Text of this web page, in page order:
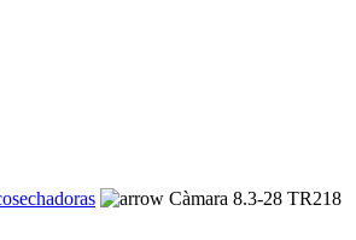
Càmara 8.3-28 TR218